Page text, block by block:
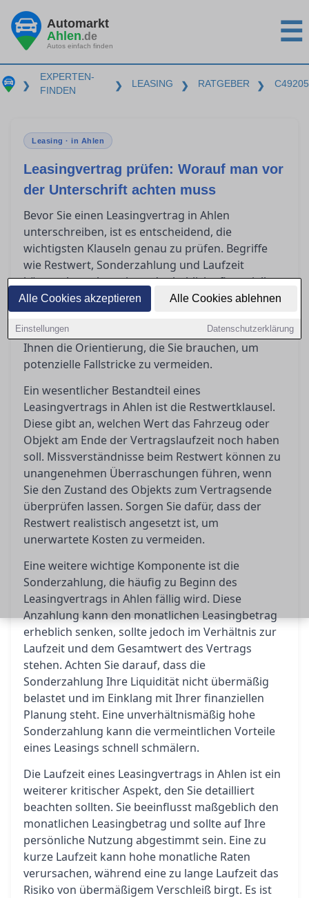
Alle Cookies akzeptieren Alle Cookies ablehnen
Einstellungen Datenschutzerklärung
Automarkt
Ahlen.de
Autos einfach finden ☰
❯
EXPERTEN-
FINDEN
❯ LEASING ❯ RATGEBER ❯ C49205
Leasing · in Ahlen
Leasingvertrag prüfen: Worauf man vor
der Unterschrift achten muss
Bevor Sie einen Leasingvertrag in Ahlen
unterschreiben, ist es entscheidend, die
wichtigsten Klauseln genau zu prüfen. Begriffe
wie Restwert, Sonderzahlung und Laufzeit
können komplex sein und erhebliche finanzielle
Auswirkungen haben. Zudem stellt sich oft die
Frage, was passiert, wenn Sie den Vertrag
vorzeitig beenden möchten. Dieser Artikel gibt
Ihnen die Orientierung, die Sie brauchen, um
potenzielle Fallstricke zu vermeiden.
Ein wesentlicher Bestandteil eines
Leasingvertrags in Ahlen ist die Restwertklausel.
Diese gibt an, welchen Wert das Fahrzeug oder
Objekt am Ende der Vertragslaufzeit noch haben
soll. Missverständnisse beim Restwert können zu
unangenehmen Überraschungen führen, wenn
Sie den Zustand des Objekts zum Vertragsende
überprüfen lassen. Sorgen Sie dafür, dass der
Restwert realistisch angesetzt ist, um
unerwartete Kosten zu vermeiden.
Eine weitere wichtige Komponente ist die
Sonderzahlung, die häufig zu Beginn des
Leasingvertrags in Ahlen fällig wird. Diese
Anzahlung kann den monatlichen Leasingbetrag
erheblich senken, sollte jedoch im Verhältnis zur
Laufzeit und dem Gesamtwert des Vertrags
stehen. Achten Sie darauf, dass die
Sonderzahlung Ihre Liquidität nicht übermäßig
belastet und im Einklang mit Ihrer finanziellen
Planung steht. Eine unverhältnismäßig hohe
Sonderzahlung kann die vermeintlichen Vorteile
eines Leasings schnell schmälern.
Die Laufzeit eines Leasingvertrags in Ahlen ist ein
weiterer kritischer Aspekt, den Sie detailliert
beachten sollten. Sie beeinflusst maßgeblich den
monatlichen Leasingbetrag und sollte auf Ihre
persönliche Nutzung abgestimmt sein. Eine zu
kurze Laufzeit kann hohe monatliche Raten
verursachen, während eine zu lange Laufzeit das
Risiko von übermäßigem Verschleiß birgt. Es ist